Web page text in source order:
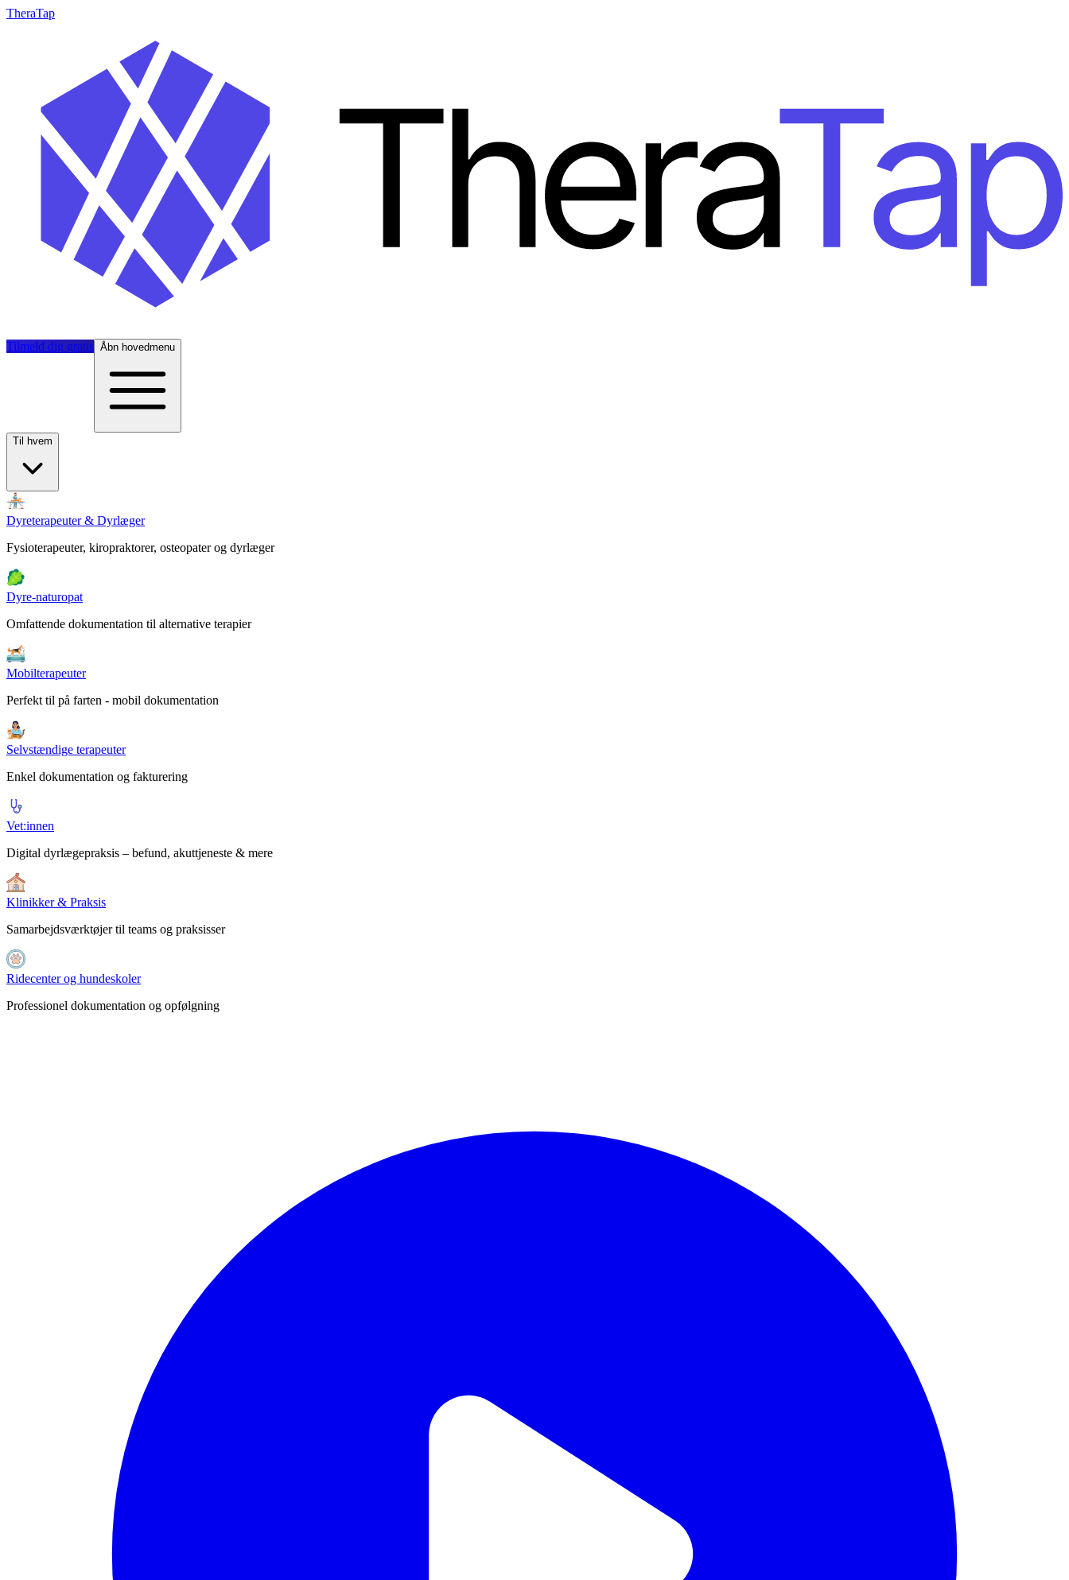
TheraTap
Tilmeld dig gratis Åbn hovedmenu
Til hvem
Dyreterapeuter & Dyrlæger
Fysioterapeuter, kiropraktorer, osteopater og dyrlæger
Dyre-naturopat
Omfattende dokumentation til alternative terapier
Mobilterapeuter
Perfekt til på farten - mobil dokumentation
Selvstændige terapeuter
Enkel dokumentation og fakturering
Vet:innen
Digital dyrlægepraksis – befund, akuttjeneste & mere
Klinikker & Praksis
Samarbejdsværktøjer til teams og praksisser
Ridecenter og hundeskoler
Professionel dokumentation og opfølgning